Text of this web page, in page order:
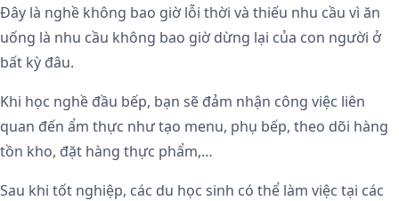
Đây là nghề không bao giờ lỗi thời và thiếu nhu cầu vì ăn
uống là nhu cầu không bao giờ dừng lại của con người ở
bất kỳ đâu.
Khi học nghề đầu bếp, bạn sẽ đảm nhận công việc liên
quan đến ẩm thực như tạo menu, phụ bếp, theo dõi hàng
tồn kho, đặt hàng thực phẩm,…
Sau khi tốt nghiệp, các du học sinh có thể làm việc tại các